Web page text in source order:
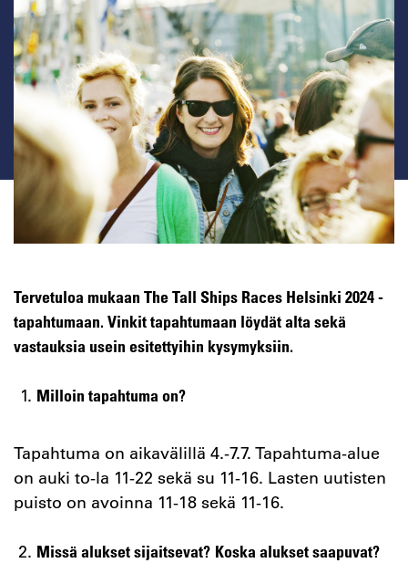
Tervetuloa mukaan The Tall Ships Races Helsinki 2024 -
tapahtumaan. Vinkit tapahtumaan löydät alta sekä
vastauksia usein esitettyihin kysymyksiin.
Milloin tapahtuma on?
Tapahtuma on aikavälillä 4.-7.7. Tapahtuma-alue
on auki to-la 11-22 sekä su 11-16. Lasten uutisten
puisto on avoinna 11-18 sekä 11-16.
Missä alukset sijaitsevat? Koska alukset saapuvat?